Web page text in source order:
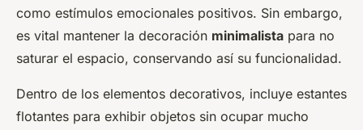
como estímulos emocionales positivos. Sin embargo,
es vital mantener la decoración minimalista para no
saturar el espacio, conservando así su funcionalidad.
Dentro de los elementos decorativos, incluye estantes
flotantes para exhibir objetos sin ocupar mucho